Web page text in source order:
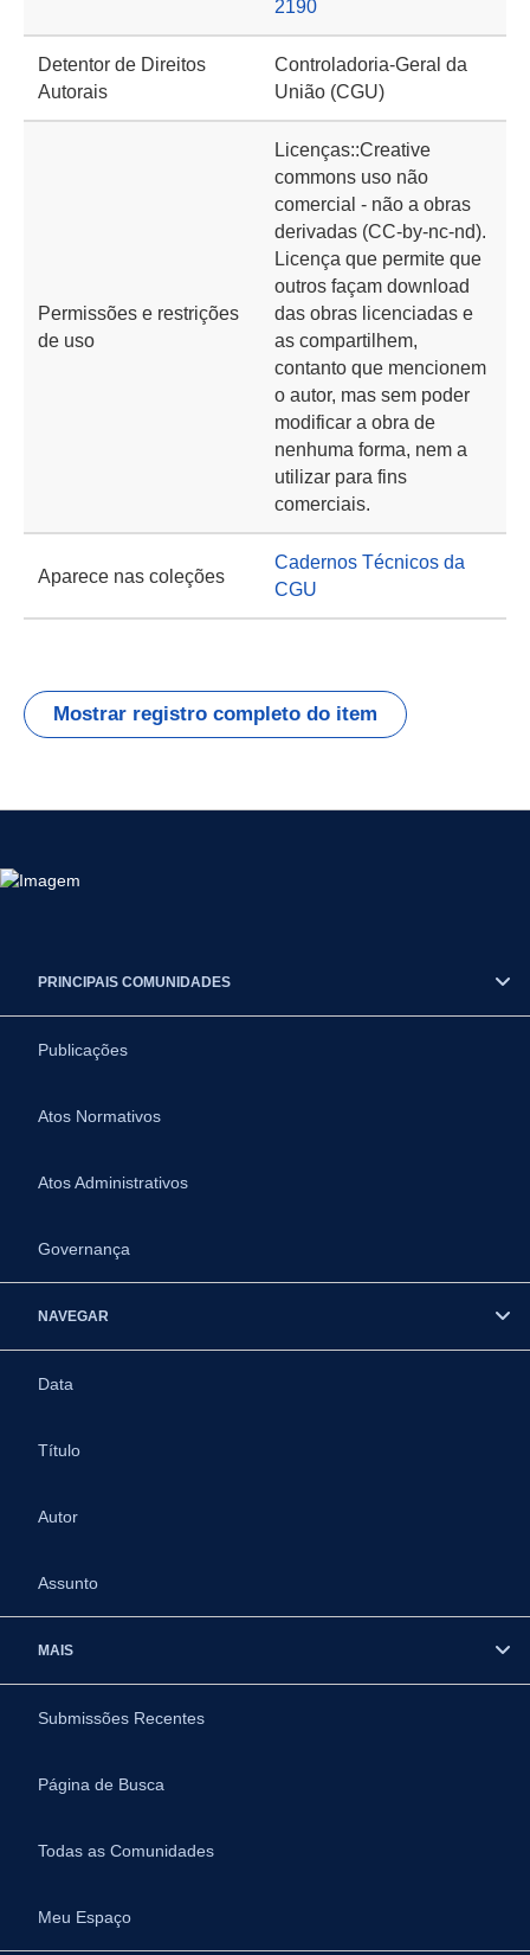
2190
Detentor de Direitos
Autorais
Controladoria-Geral da
União (CGU)
Permissões e restrições
de uso
Licenças::Creative
commons uso não
comercial - não a obras
derivadas (CC-by-nc-nd).
Licença que permite que
outros façam download
das obras licenciadas e
as compartilhem,
contanto que mencionem
o autor, mas sem poder
modificar a obra de
nenhuma forma, nem a
utilizar para fins
comerciais.
Aparece nas coleções
Cadernos Técnicos da
CGU
Mostrar registro completo do item
PRINCIPAIS COMUNIDADES
Publicações
Atos Normativos
Atos Administrativos
Governança
NAVEGAR
Data
Título
Autor
Assunto
MAIS
Submissões Recentes
Página de Busca
Todas as Comunidades
Meu Espaço